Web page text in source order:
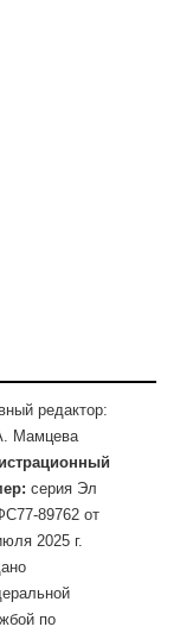
редактор:
Мамцева
серия Эл
89762 от
2025 г.
по